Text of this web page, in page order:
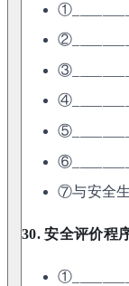
⑦与安全生
30. 安全评价程